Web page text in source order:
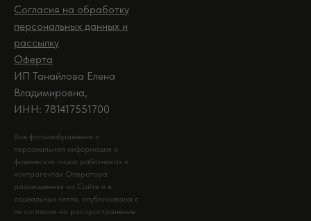
Согласия на обработку
персональных данных и
рассылку
Оферта
ИП Танайлова Елена
Владимировна,
ИНН: 781417551700
Все фотоизображения и
персональная информация о
физических лицах работниках и
контрагентах Оператора
размещенная на Сайте и в
социальных сетях, опубликована с
их согласия на распространение